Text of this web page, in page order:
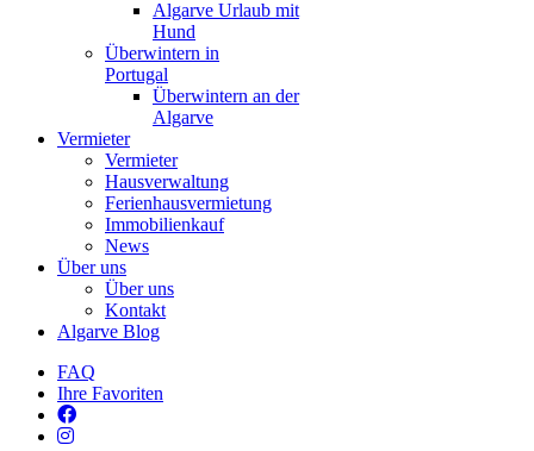
Algarve Urlaub mit
Hund
Überwintern in
Portugal
Überwintern an der
Algarve
Vermieter
Vermieter
Hausverwaltung
Ferienhausvermietung
Immobilienkauf
News
Über uns
Über uns
Kontakt
Algarve Blog
FAQ
Ihre Favoriten